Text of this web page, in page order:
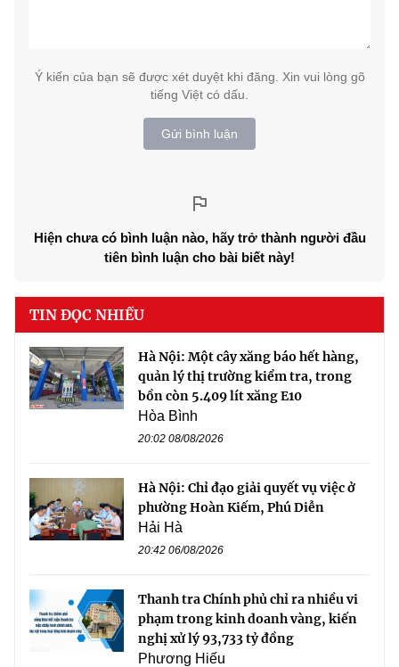
Ý kiến của bạn sẽ được xét duyệt khi đăng. Xin vui lòng gõ
tiếng Việt có dấu.
Gửi bình luận
Hiện chưa có bình luận nào, hãy trở thành người đầu
tiên bình luận cho bài biết này!
TIN ĐỌC NHIỀU
Hà Nội: Một cây xăng báo hết hàng,
quản lý thị trường kiểm tra, trong
bồn còn 5.409 lít xăng E10
Hòa Bình
20:02 08/08/2026
Hà Nội: Chỉ đạo giải quyết vụ việc ở
phường Hoàn Kiếm, Phú Diễn
Hải Hà
20:42 06/08/2026
Thanh tra Chính phủ chỉ ra nhiều vi
phạm trong kinh doanh vàng, kiến
nghị xử lý 93,733 tỷ đồng
Phương Hiếu